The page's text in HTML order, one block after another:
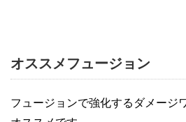
オススメフュージョン
フュージョンで強化するダメージ